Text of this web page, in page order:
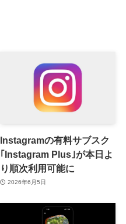
Instagramの有料サブスク
｢Instagram Plus｣が本日よ
り順次利用可能に
2026年6月5日